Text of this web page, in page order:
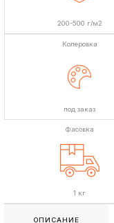
200-500 г/м2
Колеровка
под заказ
Фасовка
1 кг
ОПИСАНИЕ